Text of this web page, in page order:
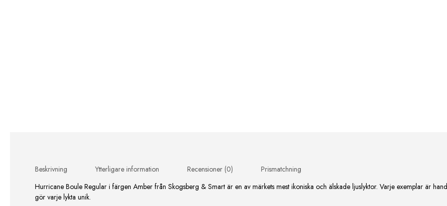
Beskrivning Ytterligare information Recensioner (0)
Prismatchning
Hurricane Boule Regular i färgen Amber från Skogsberg & Smart är en av märkets mest ikoniska och älskade ljuslyktor. Varje exemplar är
gör varje lykta unik.